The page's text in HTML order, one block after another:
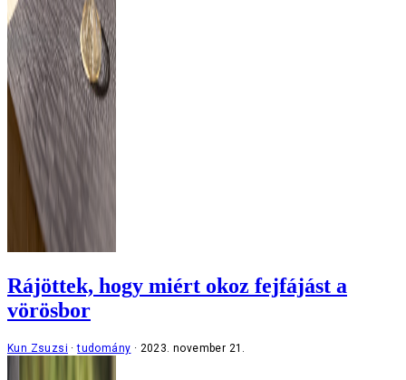
Rájöttek, hogy miért okoz fejfájást a
vörösbor
Kun Zsuzsi tudomány 2023. november 21.